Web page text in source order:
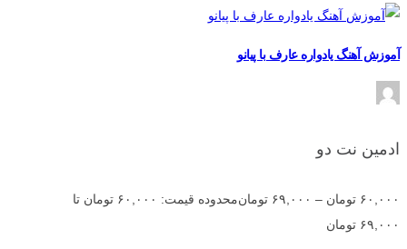
آموزش آهنگ یادواره عارف با پیانو
ادمین نت دو
۶۰,۰۰۰ تومان – ۶۹,۰۰۰ تومان
محدوده قیمت: ۶۰,۰۰۰ تومان تا
۶۹,۰۰۰ تومان